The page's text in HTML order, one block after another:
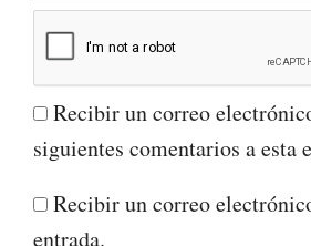
Recibir un correo
siguientes comentarios a esta
Recibir un correo
entrada.